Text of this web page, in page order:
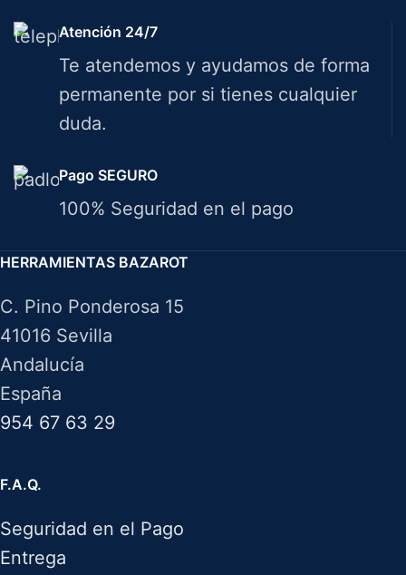
Atención 24/7
Te atendemos y ayudamos de forma
permanente por si tienes cualquier
duda.
Pago SEGURO
100% Seguridad en el pago
HERRAMIENTAS BAZAROT
C. Pino Ponderosa 15
41016 Sevilla
Andalucía
España
954 67 63 29
F.A.Q.
Seguridad en el Pago
Entrega